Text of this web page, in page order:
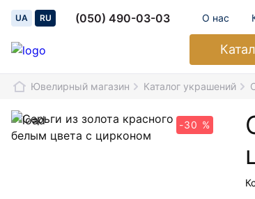
UA RU (050) 490-03-03 О нас
Ювелирный магазин Каталог украшений
-30 %